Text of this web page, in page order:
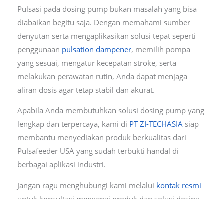
Pulsasi pada dosing pump bukan masalah yang bisa
diabaikan begitu saja. Dengan memahami sumber
denyutan serta mengaplikasikan solusi tepat seperti
penggunaan pulsation dampener, memilih pompa
yang sesuai, mengatur kecepatan stroke, serta
melakukan perawatan rutin, Anda dapat menjaga
aliran dosis agar tetap stabil dan akurat.
Apabila Anda membutuhkan solusi dosing pump yang
lengkap dan terpercaya, kami di PT ZI-TECHASIAsiap
membantu menyediakan produk berkualitas dari
Pulsafeeder USA yang sudah terbukti handal di
berbagai aplikasi industri.
Jangan ragu menghubungi kami melalui kontak resmi